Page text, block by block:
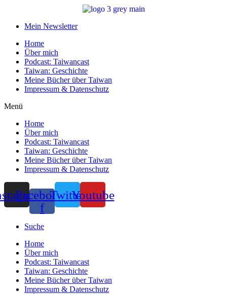
Mein Newsletter
Home
Über mich
Podcast: Taiwancast
Taiwan: Geschichte
Meine Bücher über Taiwan
Impressum & Datenschutz
Menü
Home
Über mich
Podcast: Taiwancast
Taiwan: Geschichte
Meine Bücher über Taiwan
Impressum & Datenschutz
Facebook-
f
TwitterYoutube
Suche
Home
Über mich
Podcast: Taiwancast
Taiwan: Geschichte
Meine Bücher über Taiwan
Impressum & Datenschutz